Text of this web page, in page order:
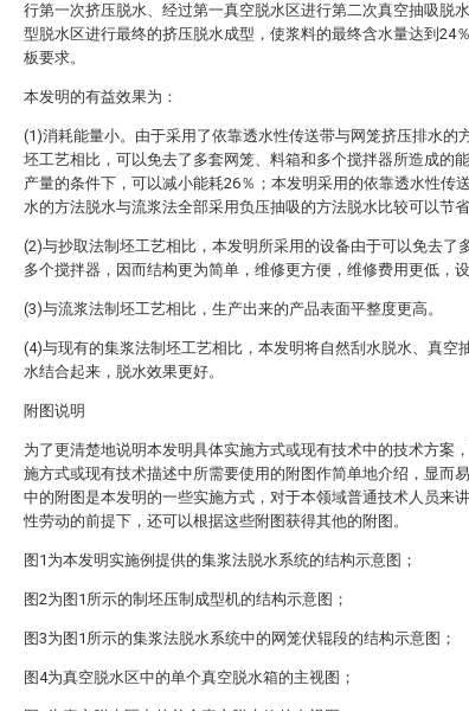
行第一次挤压脱水、经过第一真空脱水区进行第二次真空抽吸脱
型脱水区进行最终的挤压脱水成型，使浆料的最终含水量达到24
板要求。
本发明的有益效果为：
(1)消耗能量小。由于采用了依靠透水性传送带与网笼挤压排水的
坯工艺相比，可以免去了多套网笼、料箱和多个搅拌器所造成的
产量的条件下，可以减小能耗26％；本发明采用的依靠透水性传
水的方法脱水与流浆法全部采用负压抽吸的方法脱水比较可以节省
(2)与抄取法制坯工艺相比，本发明所采用的设备由于可以免去了
多个搅拌器，因而结构更为简单，维修更方便，维修费用更低，设
(3)与流浆法制坯工艺相比，生产出来的产品表面平整度更高。
(4)与现有的集浆法制坯工艺相比，本发明将自然刮水脱水、真空
水结合起来，脱水效果更好。
附图说明
为了更清楚地说明本发明具体实施方式或现有技术中的技术方案
施方式或现有技术描述中所需要使用的附图作简单地介绍，显而
中的附图是本发明的一些实施方式，对于本领域普通技术人员来
性劳动的前提下，还可以根据这些附图获得其他的附图。
图1为本发明实施例提供的集浆法脱水系统的结构示意图；
图2为图1所示的制坯压制成型机的结构示意图；
图3为图1所示的集浆法脱水系统中的网笼伏辊段的结构示意图；
图4为真空脱水区中的单个真空脱水箱的主视图；